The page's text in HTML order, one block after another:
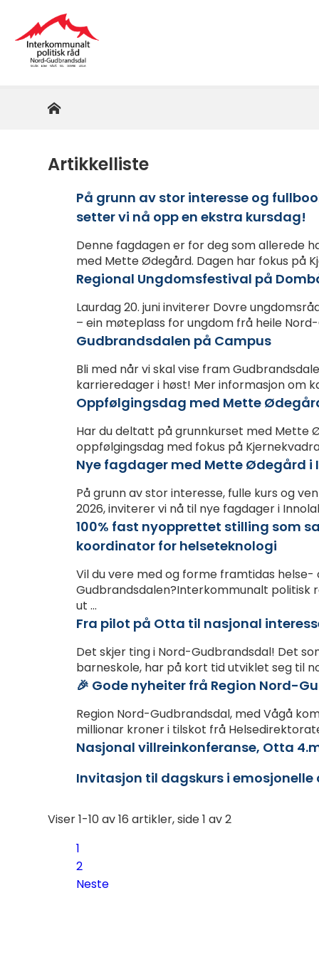
Interkommunalt
råd
Gudbrandsdal
DuHjem
Artikkelliste
På grunn av stor interesse og
setter vi nå opp en ekstra kursdag!
Denne fagdagen er for deg som allerede
med Mette Ødegård. Dagen har fokus på
Regional Ungdomsfestival på
Laurdag 20. juni inviterer Dovre
– ein møteplass for ungdom frå heile
Gudbrandsdalen på Campus
Bli med når vi skal vise fram
karrieredager i høst! Mer informasjon om
Oppfølgingsdag med Mette
Har du deltatt på grunnkurset med Mette
oppfølgingsdag med fokus på
Nye fagdager med Mette Ødegård i
På grunn av stor interesse, fulle kurs og
2026, inviterer vi nå til nye fagdager i
100% fast nyopprettet stilling som
koordinator for helseteknologi
Vil du vere med og forme framtidas
Gudbrandsdalen?Interkommunalt politisk
ut ...
Fra pilot på Otta til nasjonal
Det skjer ting i Nord-Gudbrandsdal! Det
barneskole, har på kort tid utviklet seg til
🎉 Gode nyheiter frå Region Nord-
Region Nord-Gudbrandsdal, med Vågå
millionar kroner i tilskot frå
Nasjonal villreinkonferanse, Otta
Invitasjon til dagskurs i
Viser1-10av16 artikler,side1 av2
1
2
Neste